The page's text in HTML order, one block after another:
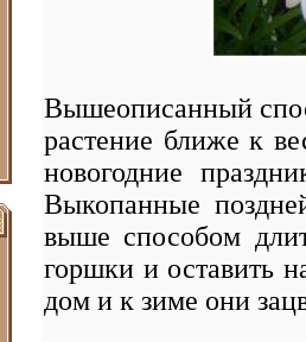
Вышеописанный
растение ближе к
новогодние
Выкопанные
выше способом
горшки и оставить
дом и к зиме они